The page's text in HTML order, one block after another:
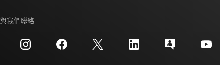
活動
投資人關系
交互參考搜索
客戶支援中心
與我們聯絡